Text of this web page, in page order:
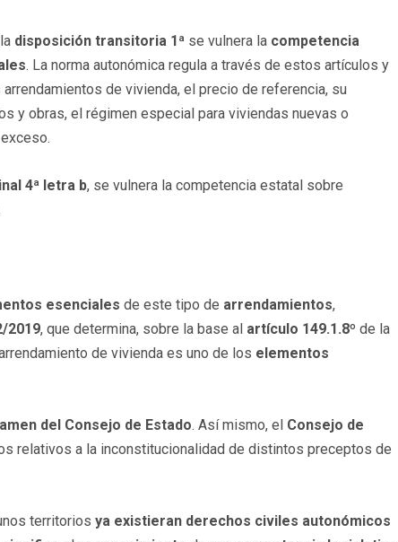
disposición transitoria 1ª se vulnera la competencia
. La norma autonómica regula a través de estos artículos y
de vivienda, el precio de referencia, su
y obras, el régimen especial para viviendas nuevas o
4ª letra b, se vulnera la competencia estatal sobre
esenciales de este tipo de arrendamientos,
2019, que determina, sobre la base al artículo 149.1.8º de la
de vivienda es uno de los elementos
del Consejo de Estado. Así mismo, el Consejo de
relativos a la inconstitucionalidad de distintos preceptos de
territorios ya existieran derechos civiles autonómicos